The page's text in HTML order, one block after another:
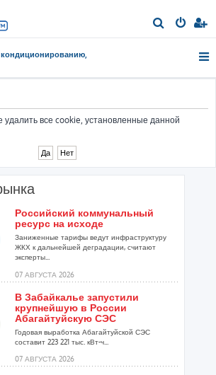
о
удалить все cookie, установленные данной
Российский коммунальный
ресурс на исходе
Заниженные тарифы ведут инфраструктуру
ЖКХ к дальнейшей деградации, считают
эксперты...
07 АВГУСТА 2026
В Забайкалье запустили
крупнейшую в России
Абагайтуйскую СЭС
Годовая выработка Абагайтуйской СЭС
составит 223 221 тыс. кВт-ч...
07 АВГУСТА 2026